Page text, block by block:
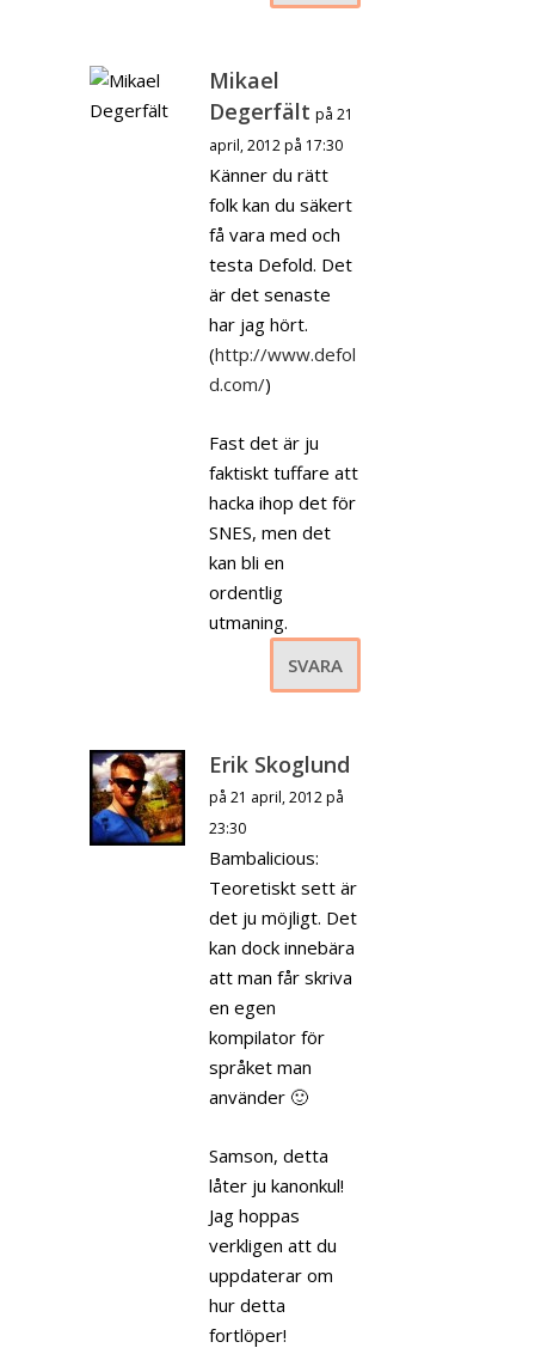
Mikael
Degerfält på 21
april, 2012 på 17:30
Känner du rätt
folk kan du säkert
få vara med och
testa Defold. Det
är det senaste
har jag hört.
(http://www.defol
d.com/)
Fast det är ju
faktiskt tuffare att
hacka ihop det för
SNES, men det
kan bli en
ordentlig
utmaning.
SVARA
Erik Skoglund
på 21 april, 2012 på
23:30
Bambalicious:
Teoretiskt sett är
det ju möjligt. Det
kan dock innebära
att man får skriva
en egen
kompilator för
språket man
använder 🙂
Samson, detta
låter ju kanonkul!
Jag hoppas
verkligen att du
uppdaterar om
hur detta
fortlöper!